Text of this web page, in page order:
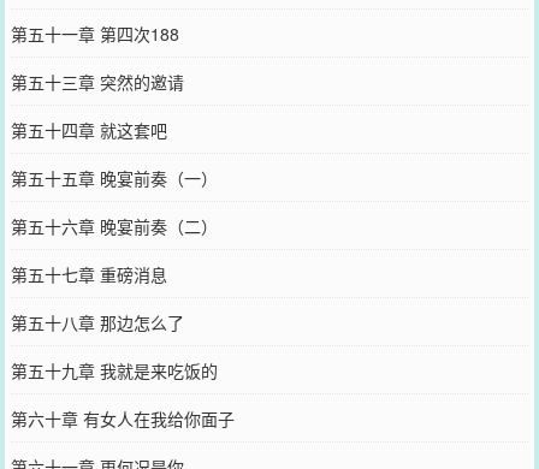
第五十一章 第四次188
第五十三章 突然的邀请
第五十四章 就这套吧
第五十五章 晚宴前奏（一）
第五十六章 晚宴前奏（二）
第五十七章 重磅消息
第五十八章 那边怎么了
第五十九章 我就是来吃饭的
第六十章 有女人在我给你面子